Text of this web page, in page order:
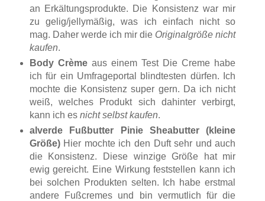
an Erkältungsprodukte. Die Konsistenz war mir
zu gelig/jellymäßig, was ich einfach nicht so
mag. Daher werde ich mir die Originalgröße nicht
kaufen.
Body Crèmeaus einem Test Die Creme habe
ich für ein Umfrageportal blindtesten dürfen. Ich
mochte die Konsistenz super gern. Da ich nicht
weiß, welches Produkt sich dahinter verbirgt,
kann ich es nicht selbst kaufen.
alverde Fußbutter Pinie Sheabutter (kleine
Größe)Hier mochte ich den Duft sehr und auch
die Konsistenz. Diese winzige Größe hat mir
ewig gereicht. Eine Wirkung feststellen kann ich
bei solchen Produkten selten. Ich habe erstmal
andere Fußcremes und bin vermutlich für die